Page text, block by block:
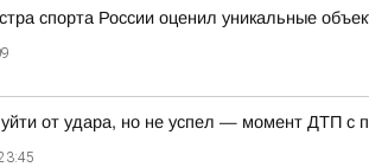
спорта России оценил уникальные
от удара, но не успел — момент ДТП с